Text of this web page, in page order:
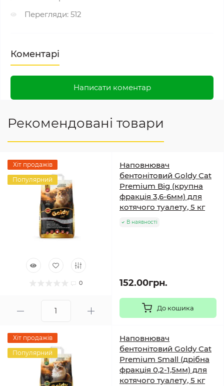
Перегляди: 512
Коментарі
Написати коментар
Рекомендовані товари
Хіт продажів
Популярний
0
Наповнювач
бентонітовий Goldy Cat
Premium Big (крупна
фракція 3,6-6мм) для
котячого туалету, 5 кг
В наявності
152.00грн.
До кошика
Хіт продажів
Популярний
Наповнювач
бентонітовий Goldy Cat
Premium Small (дрібна
фракція 0,2-1,5мм) для
котячого туалету, 5 кг